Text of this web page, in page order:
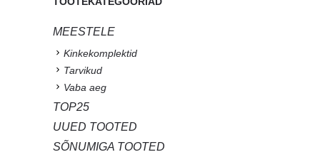
MEESTELE
Kinkekomplektid
Tarvikud
Vaba aeg
TOP25
UUED TOOTED
SÕNUMIGA TOOTED